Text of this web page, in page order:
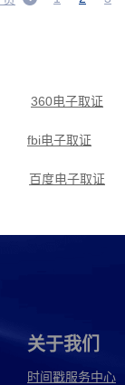
360电子取证
fbi电子取证
百度电子取证
海关电子取证
即时电子取证
关于我们
时间戳服务中心